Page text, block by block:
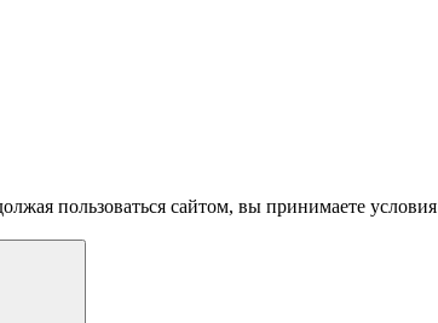
пользоваться сайтом, вы принимаете условия